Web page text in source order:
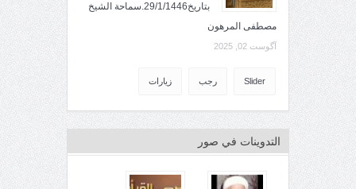
بتاريخ29/1/1446.سماحة الشيخ
مصطفى المرهون
آگوست 02, 2025
Slider رجب زيارات
التدوينات في صور